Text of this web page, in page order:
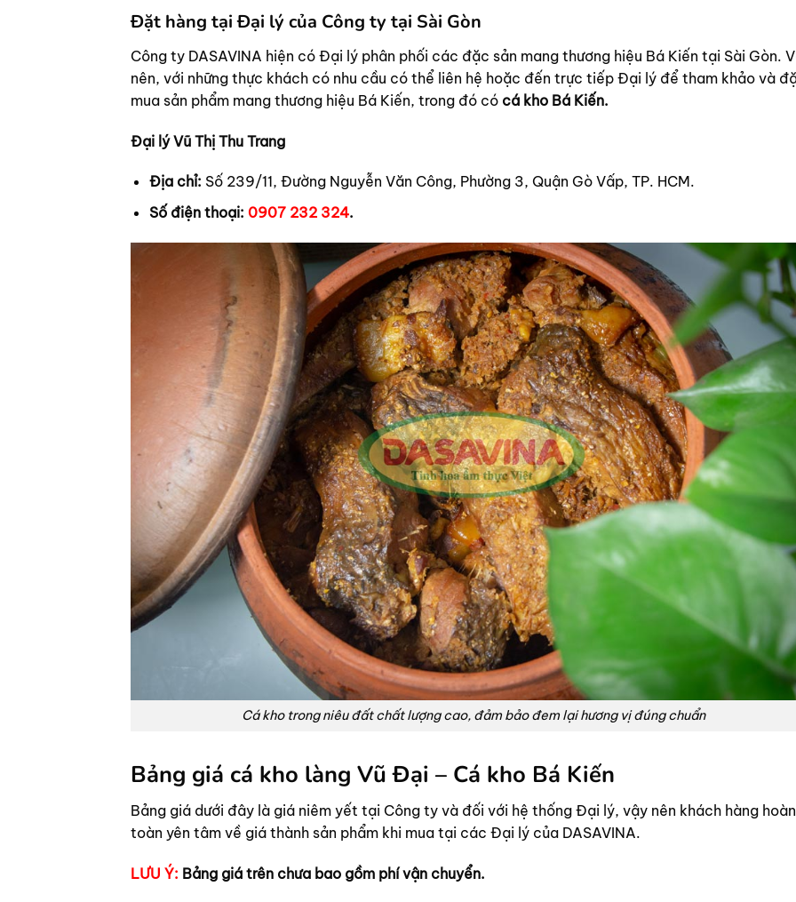
Đặt hàng tại Đại lý của Công ty tại Sài Gòn
Công ty DASAVINA hiện có Đại lý phân phối các đặc sản mang thương hiệu Bá Kiến tại Sài Gòn.
nên, với những thực khách có nhu cầu có thể liên hệ hoặc đến trực tiếp Đại lý để tham khảo và
mua sản phẩm mang thương hiệu Bá Kiến, trong đó có cá kho Bá Kiến.
Đại lý Vũ Thị Thu Trang
Địa chỉ: Số 239/11, Đường Nguyễn Văn Công, Phường 3, Quận Gò Vấp, TP. HCM.
Số điện thoại: 0907 232 324.
Cá kho trong niêu đất chất lượng cao, đảm bảo đem lại hương vị đúng chuẩn
Bảng giá cá kho làng Vũ Đại – Cá kho Bá Kiến
Bảng giá dưới đây là giá niêm yết tại Công ty và đối với hệ thống Đại lý, vậy nên khách hàng hoàn
toàn yên tâm về giá thành sản phẩm khi mua tại các Đại lý của DASAVINA.
LƯU Ý: Bảng giá trên chưa bao gồm phí vận chuyển.